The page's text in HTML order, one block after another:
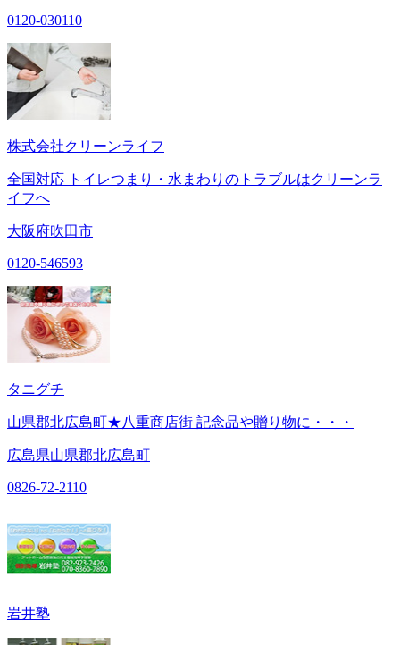
0120-030110
株式会社クリーンライフ
全国対応 トイレつまり・水まわりのトラブルはクリーンラ
イフへ
大阪府吹田市
0120-546593
タニグチ
山県郡北広島町★八重商店街 記念品や贈り物に・・・
広島県山県郡北広島町
0826-72-2110
岩井塾